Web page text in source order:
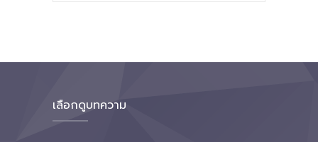
เลือกดูบทความ